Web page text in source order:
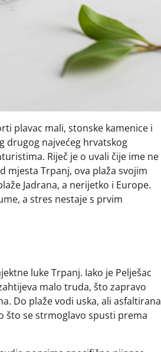
plavac mali, stonske kamenice i
drugog najvećeg hrvatskog
Riječ je o uvali čije ime ne
mjesta Trpanj, ova plaža svojim
Jadrana, a nerijetko i Europe.
a stres nestaje s prvim
luke Trpanj. Iako je Pelješac
malo truda, što zapravo
Do plaže vodi uska, ali asfaltirana
što se strmoglavo spusti prema